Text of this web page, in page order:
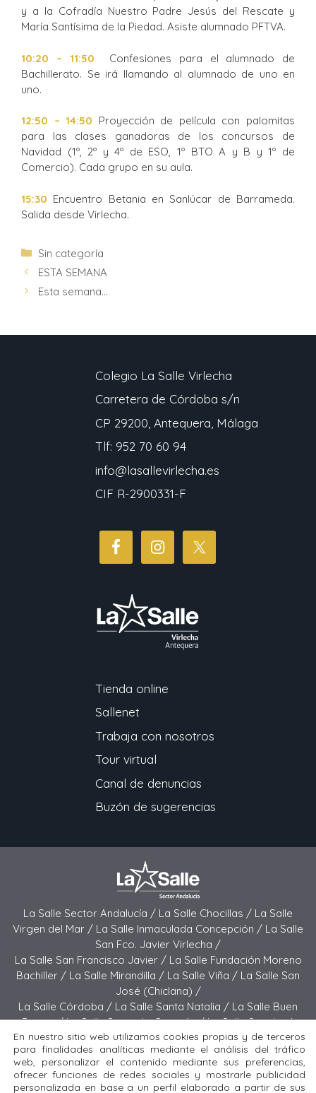
y a la Cofradía Nuestro Padre Jesús del Rescate y
María Santísima de la Piedad. Asiste alumnado PFTVA.
10:20 – 11:50 Confesiones para el alumnado de
Bachillerato. Se irá llamando al alumnado de uno en
uno.
12:50 – 14:50 Proyección de película con palomitas
para las clases ganadoras de los concursos de
Navidad (1º, 2º y 4º de ESO, 1º BTO A y B y 1º de
Comercio). Cada grupo en su aula.
15:30 Encuentro Betania en Sanlúcar de Barrameda.
Salida desde Virlecha.
Sin categoría
ESTA SEMANA
Esta semana…
Colegio La Salle Virlecha
Carretera de Córdoba s/n
CP 29200, Antequera, Málaga
Tlf: 952 70 60 94
info@lasallevirlecha.es
CIF R-2900331-F
Tienda online
Sallenet
Trabaja con nosotros
Tour virtual
Canal de denuncias
Buzón de sugerencias
La Salle Sector Andalucía / La Salle Chocillas / La Salle
Virgen del Mar / La Salle Inmaculada Concepción / La Salle
San Fco. Javier Virlecha /
La Salle San Francisco Javier / La Salle Fundación Moreno
Bachiller / La Salle Mirandilla / La Salle Viña / La Salle San
José (Chiclana) /
La Salle Córdoba / La Salle Santa Natalia / La Salle Buen
Pastor /La Salle Sagrado Corazón /La Salle San José
(Jerez) / La Salle El Carmen (Melilla) /
La Salle Buen Consejo /La Salle El Carmen (San Fernando) /
La Salle San Francisco /La Salle Felipe Benito /La Salle La
Purísima
En nuestro sitio web utilizamos cookies propias y de terceros
para finalidades analíticas mediante el análisis del tráfico
web, personalizar el contenido mediante sus preferencias,
ofrecer funciones de redes sociales y mostrarle publicidad
personalizada en base a un perfil elaborado a partir de sus